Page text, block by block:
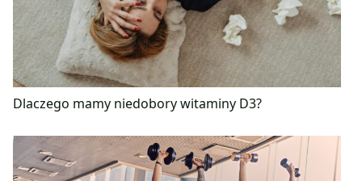
Dlaczego mamy niedobory witaminy D3?